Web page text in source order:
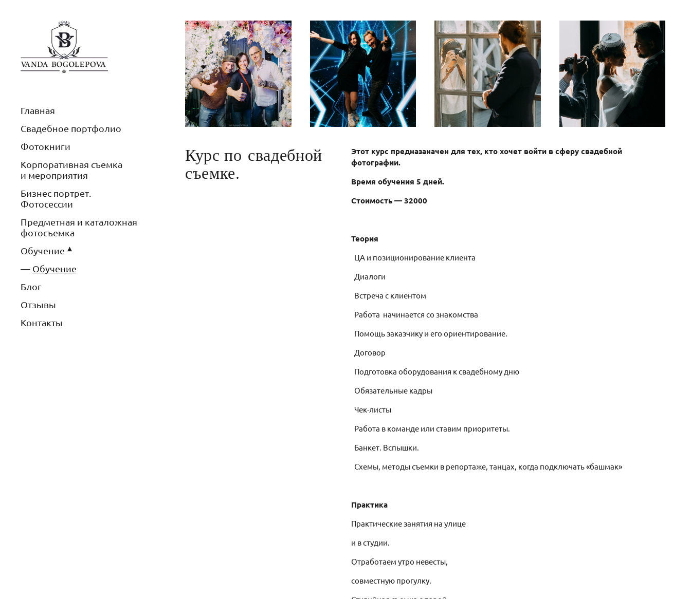
Главная
Свадебное портфолио
Фотокниги
Корпоративная съемка
и мероприятия
Бизнес портрет.
Фотосессии
Предметная и каталожная
фотосъемка
Обучение
Обучение
Блог
Отзывы
Контакты
Курс по свадебной
съемке.
Этот курс предназаначен для тех, кто хочет войти в сферу свадебной
фотографии.
Время обучения 5 дней.
Стоимость — 32000
Теория
ЦА и позиционирование клиента
Диалоги
Встреча с клиентом
Работа начинается со знакомства
Помощь заказчику и его ориентирование.
Договор
Подготовка оборудования к свадебному дню
Обязательные кадры
Чек-листы
Работа в команде или ставим приоритеты.
Банкет. Вспышки.
Схемы, методы съемки в репортаже, танцах, когда подключать «башмак»
Практика
Практические занятия на улице
и в студии.
Отработаем утро невесты,
совместную прогулку.